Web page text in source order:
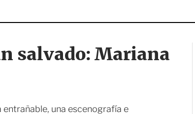
salvado: Mariana
entrañable, una escenografía e